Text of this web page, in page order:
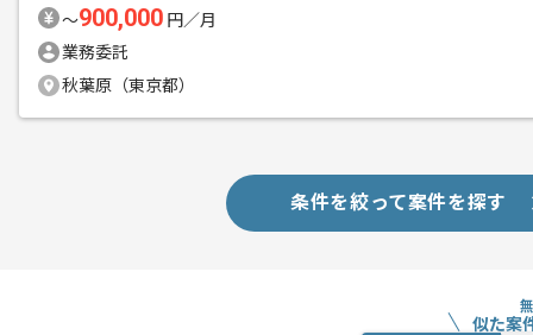
〜900,000 円／月
業務委託
秋葉原（東京都）
条件を絞って案件を探す
似た案